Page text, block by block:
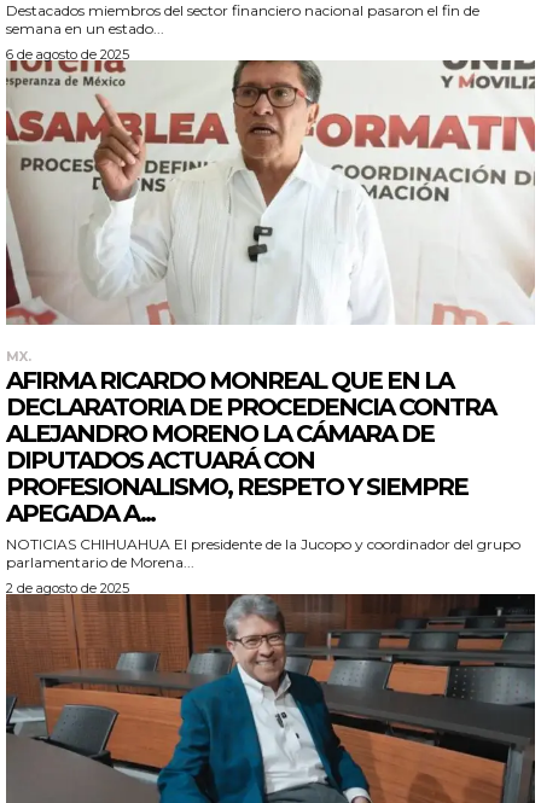
Destacados miembros del sector financiero nacional pasaron el fin de
semana en un estado...
6 de agosto de 2025
MX.
AFIRMA RICARDO MONREAL QUE EN LA
DECLARATORIA DE PROCEDENCIA CONTRA
ALEJANDRO MORENO LA CÁMARA DE
DIPUTADOS ACTUARÁ CON
PROFESIONALISMO, RESPETO Y SIEMPRE
APEGADA A...
NOTICIAS CHIHUAHUA El presidente de la Jucopo y coordinador del grupo
parlamentario de Morena...
2 de agosto de 2025